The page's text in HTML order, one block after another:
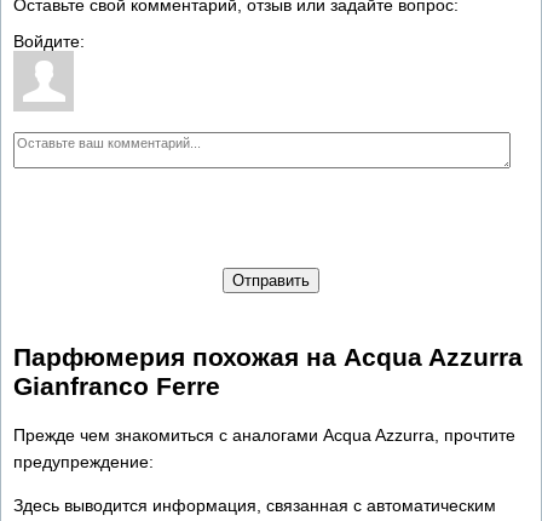
Оставьте свой комментарий, отзыв или задайте вопрос:
Войдите:
Отправить
Парфюмерия похожая на Acqua Azzurra
Gianfranco Ferre
Прежде чем знакомиться с аналогами Acqua Azzurra, прочтите
предупреждение:
Здесь выводится информация, связанная с автоматическим